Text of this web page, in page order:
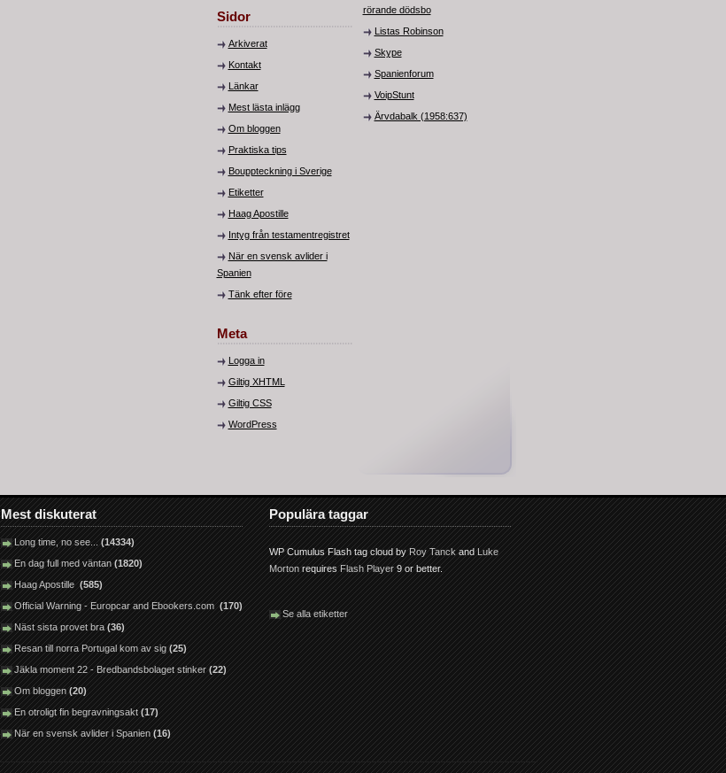
Sidor
Arkiverat
Kontakt
Länkar
Mest lästa inlägg
Om bloggen
Praktiska tips
Bouppteckning i Sverige
Etiketter
Haag Apostille
Intyg från testamentregistret
När en svensk avlider i
Spanien
Tänk efter före
Meta
Logga in
Giltig XHTML
Giltig CSS
WordPress
rörande dödsbo
Listas Robinson
Skype
Spanienforum
VoipStunt
Ärvdabalk (1958:637)
Mest diskuterat
Long time, no see...(14334)
En dag full med väntan(1820)
Haag Apostille(585)
Official Warning - Europcar and Ebookers.com(170)
Näst sista provet bra(36)
Resan till norra Portugal kom av sig(25)
Jäkla moment 22 - Bredbandsbolaget stinker(22)
Om bloggen(20)
En otroligt fin begravningsakt(17)
När en svensk avlider i Spanien(16)
Populära taggar
WP Cumulus Flash tag cloud byRoy TanckandLuke
MortonrequiresFlash Player9 or better.
Se alla etiketter